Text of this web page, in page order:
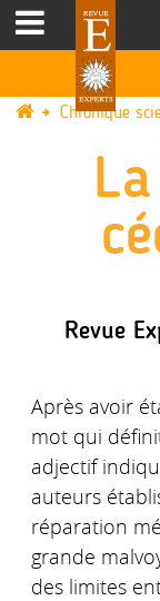
Chronique
Revue
Après avoir
mot qui
adjectif
auteurs
réparation
grande
des limites